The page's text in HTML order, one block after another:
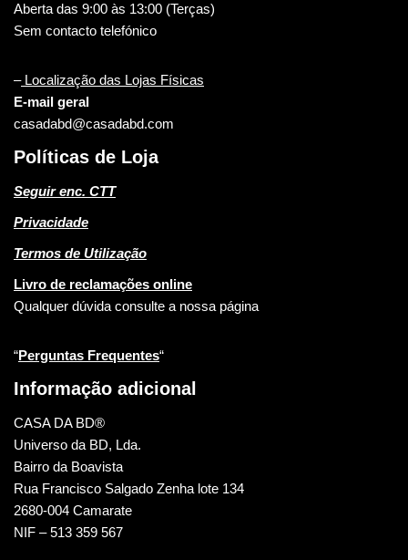
Aberta das 9:00 às 13:00 (Terças)
Sem contacto telefónico
–Localização das Lojas Físicas
E-mail geral
casadabd@casadabd.com
Políticas de Loja
Seguir enc. CTT
Privacidade
Termos de Utilização
Livro de reclamações online
Qualquer dúvida consulte a nossa página
“Perguntas Frequentes“
Informação adicional
CASA DA BD®
Universo da BD, Lda.
Bairro da Boavista
Rua Francisco Salgado Zenha lote 134
2680-004 Camarate
NIF – 513 359 567